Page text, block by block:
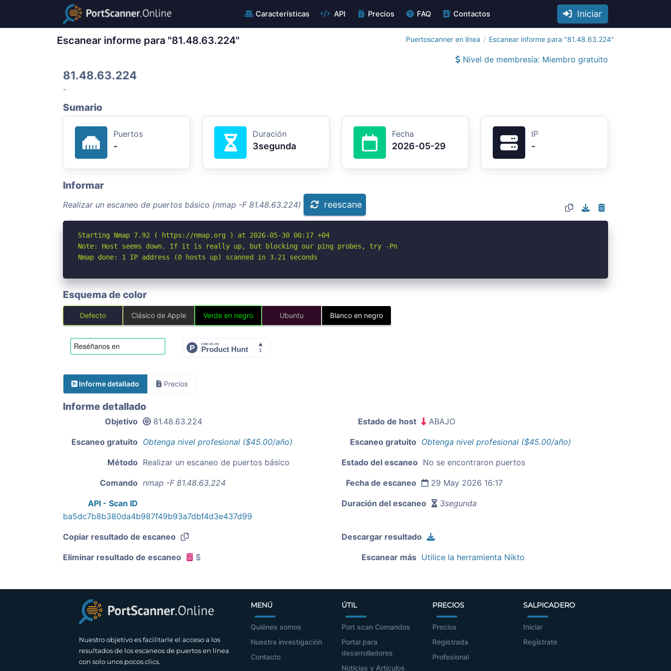
Características API Precios FAQ Contactos Iniciar
Escanear informe para "81.48.63.224" Puertoscanner en línea Escanear informe para "81.48.63.224"
Nivel de membresía: Miembro gratuito
81.48.63.224
-
Sumario
Puertos
-
Duración
3segunda
Fecha
2026-05-29
IP
-
Informar
Realizar un escaneo de puertos básico (nmap -F 81.48.63.224) reescane
Starting Nmap 7.92 ( https://nmap.org ) at 2026-05-30 00:17 +04
Note: Host seems down. If it is really up, but blocking our ping probes, try -Pn
Nmap done: 1 IP address (0 hosts up) scanned in 3.21 seconds
Esquema de color
Defecto Clásico de Apple Verde en negro Ubuntu Blanco en negro
Informe detallado Precios
Informe detallado
Objetivo 81.48.63.224 Estado de host ABAJO
Escaneo gratuito Obtenga nivel profesional ($45.00/año) Escaneo gratuito Obtenga nivel profesional ($45.00/año)
Método Realizar un escaneo de puertos básico Estado del escaneo No se encontraron puertos
Comando nmap -F 81.48.63.224 Fecha de escaneo 29 May 2026 16:17
API - Scan ID
ba5dc7b8b380da4b987f49b93a7dbf4d3e437d99
Duración del escaneo 3segunda
Copiar resultado de escaneo Descargar resultado
Eliminar resultado de escaneo $ Escanear más Utilice la herramienta Nikto
Nuestro objetivo es facilitarle el acceso a los
resultados de los escaneos de puertos en línea
con solo unos pocos clics.
MENÚ
Quiénes somos
Nuestra investigación
Contacto
ÚTIL
Port scan Comandos
Portal para
desarrolladores
Noticias y Artículos
PRECIOS
Precios
Registrada
Profesional
SALPICADERO
Iniciar
Regístrate